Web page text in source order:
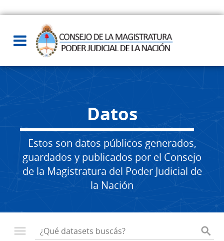
Datos
Estos son datos públicos generados,
guardados y publicados por el Consejo
de la Magistratura del Poder Judicial de
la Nación